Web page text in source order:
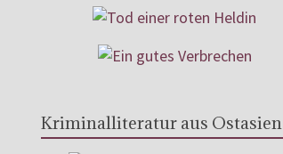
Kriminalliteratur aus Ostasien